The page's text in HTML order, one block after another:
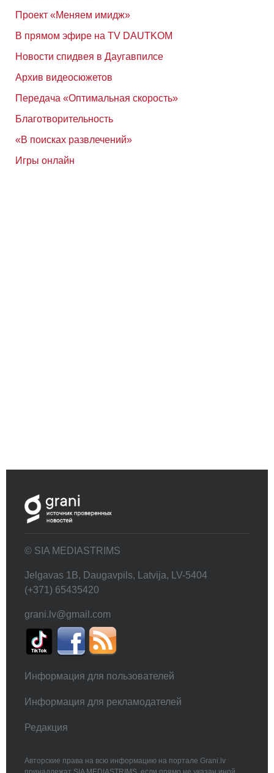
Проект «Меняем имидж»
В прямом эфире на TV DAUTKOM
Новости спидвея в Даугавпилсе
Архив видеосюжетов
Передача «Оптимальная скорость»
Благотворительность
«В поисках развлечений»
Игры онлайн
© SIA MEDIASTRIMS
Jelgavas 1B, Daugavpils, Latvija, LV-5404
(+371) 65435420
grani.lv@gmail.com
Информация для пользователей
Информация для рекламодателей
Редакция
Авторские права на всю информацию на портале Grani.lv